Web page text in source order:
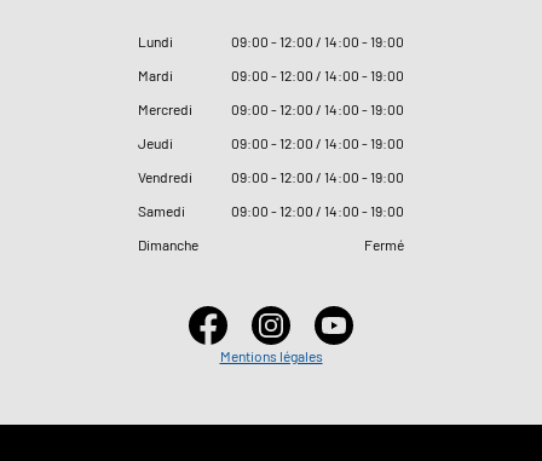
Lundi 09:00 - 12:00 / 14:00 - 19:00
Mardi
09:00 - 12:00 / 14:00 - 19:00
Mercredi
09:00 - 12:00 / 14:00 - 19:00
Jeudi
09:00 - 12:00 / 14:00 - 19:00
Vendredi
09:00 - 12:00 / 14:00 - 19:00
Samedi
09:00 - 12:00 / 14:00 - 19:00
Dimanche
Fermé
Mentions légales